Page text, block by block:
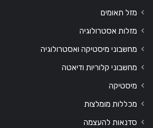
מזל תאומים
מזלות אסטרולוגיה
מחשבוני מיסטיקה ואסטרולוגיה
מחשבוני קלוריות ודיאטה
מיסטיקה
מכללות מומלצות
סדנאות להעצמה